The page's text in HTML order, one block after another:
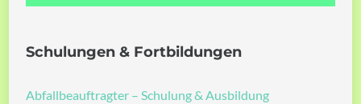
Schulungen & Fortbildungen
Abfallbeauftragter – Schulung & Ausbildung